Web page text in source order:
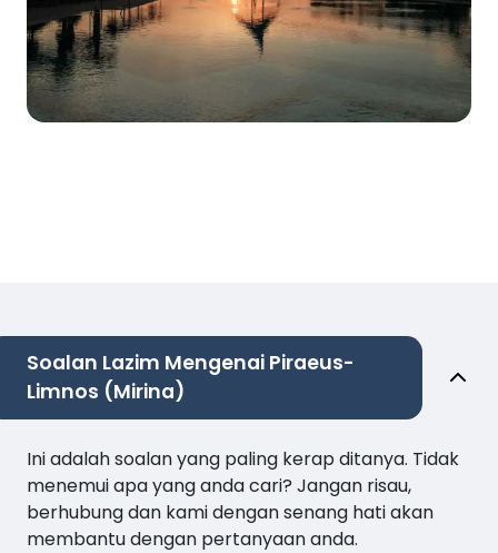
Soalan Lazim Mengenai Piraeus-
Limnos (Mirina)
Ini adalah soalan yang paling kerap ditanya. Tidak
menemui apa yang anda cari? Jangan risau,
berhubung dan kami dengan senang hati akan
membantu dengan pertanyaan anda.